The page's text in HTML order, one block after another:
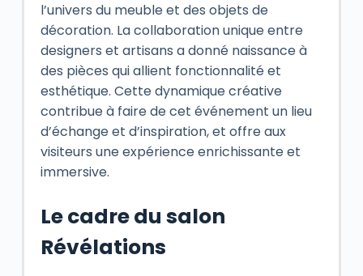
l’univers du meuble et des objets de
décoration. La collaboration unique entre
designers et artisans a donné naissance à
des pièces qui allient fonctionnalité et
esthétique. Cette dynamique créative
contribue à faire de cet événement un lieu
d’échange et d’inspiration, et offre aux
visiteurs une expérience enrichissante et
immersive.
Le cadre du salon
Révélations